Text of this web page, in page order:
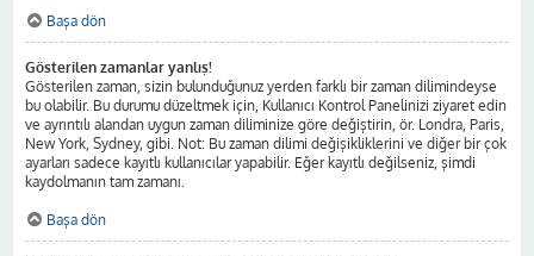
Başa dön
Gösterilen zamanlar yanlış!
Gösterilen zaman, sizin bulunduğunuz yerden farklı bir zaman dilimindeyse
bu olabilir. Bu durumu düzeltmek için, Kullanıcı Kontrol Panelinizi ziyaret edin
ve ayrıntılı alandan uygun zaman diliminize göre değiştirin, ör. Londra, Paris,
New York, Sydney, gibi. Not: Bu zaman dilimi değişikliklerini ve diğer bir çok
ayarları sadece kayıtlı kullanıcılar yapabilir. Eğer kayıtlı değilseniz, şimdi
kaydolmanın tam zamanı.
Başa dön